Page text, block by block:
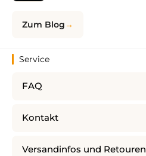
Zum Blog
Service
FAQ
Kontakt
Versandinfos und Retouren